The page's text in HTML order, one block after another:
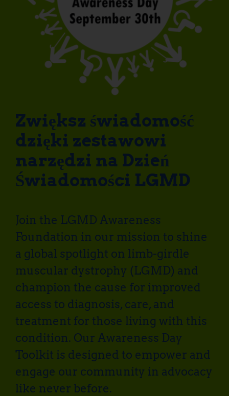
Zwiększ świadomość
dzięki zestawowi
narzędzi na Dzień
Świadomości LGMD
Join the LGMD Awareness
Foundation in our mission to shine
a global spotlight on limb-girdle
muscular dystrophy (LGMD) and
champion the cause for improved
access to diagnosis, care, and
treatment for those living with this
condition. Our Awareness Day
Toolkit is designed to empower and
engage our community in advocacy
like never before.